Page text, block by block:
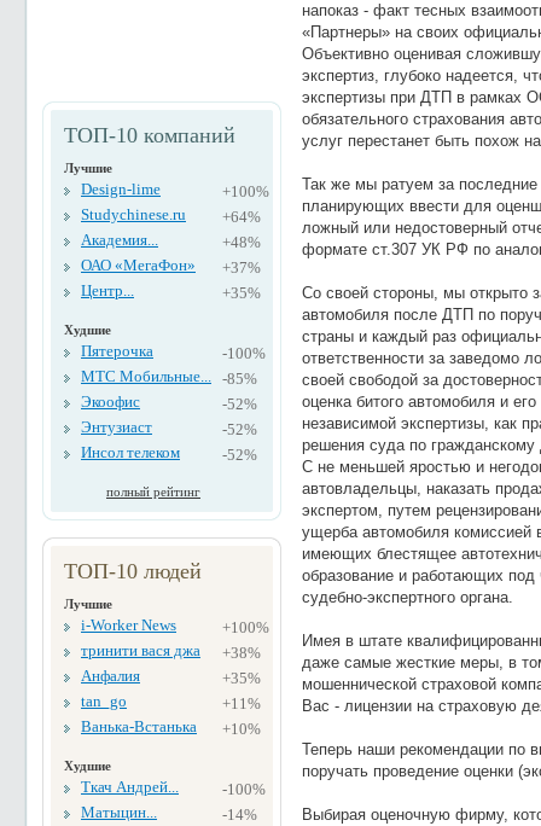
ТОП-10 компаний
Лучшие
Design-lime
+100%
Studychinese.ru
+64%
Академия...
+48%
ОАО «МегаФон»
+37%
Центр...
+35%
Худшие
Пятерочка
-100%
МТС Мобильные... -85%
Экоофис
-52%
Энтузиаст
-52%
Инсол телеком
-52%
полный рейтинг
ТОП-10 людей
Лучшие
i-Worker News
+100%
тринити вася джа
+38%
Анфалия
+35%
tan_go
+11%
Ванька-Встанька
+10%
Худшие
Ткач Андрей...
-100%
Матыцин...
-14%
напоказ - факт тесных
«Партнеры» на своих
Объективно оценивая
экспертиз, глубоко надеется,
экспертизы при ДТП в рамках
обязательного страхования
услуг перестанет быть похож
Так же мы ратуем за
планирующих ввести для
ложный или недостоверный
формате ст.307 УК РФ по
Со своей стороны, мы открыто
автомобиля после ДТП по
страны и каждый раз
ответственности за заведомо
своей свободой за
оценка битого автомобиля и
независимой экспертизы, как
решения суда по гражданскому
С не меньшей яростью и
автовладельцы, наказать
экспертом, путем
ущерба автомобиля комиссией
имеющих блестящее
образование и работающих
судебно-экспертного органа.
Имея в штате
даже самые жесткие меры, в
мошеннической страховой
Вас - лицензии на страховую
Теперь наши рекомендации по
поручать проведение оценки
Выбирая оценочную фирму,